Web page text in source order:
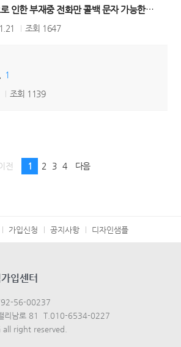
모든 회선 통화중으로 인한 부재중 전화만 콜백 문자 가능한가요?
조회 1647
1
조회 1139
전 1 2 3 4 다음
가입신청 공지사항 디자인샘플
입센터
56-00237
리남로 81 T.010-6534-0227
right reserved.